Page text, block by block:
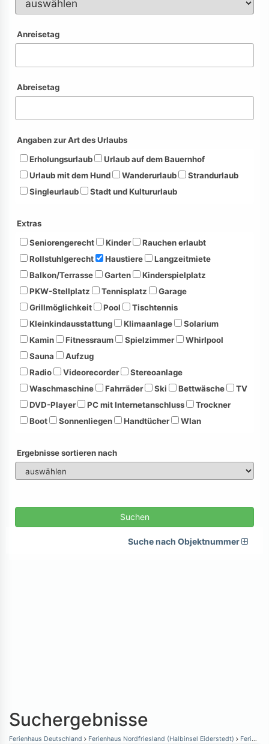
Anreisetag
Abreisetag
Angaben zur Art des Urlaubs
Erholungsurlaub
Urlaub auf dem Bauernhof
Urlaub mit dem Hund
Wanderurlaub
Strandurlaub
Singleurlaub
Stadt und Kultururlaub
Extras
Seniorengerecht
Kinder
Rauchen erlaubt
Rollstuhlgerecht
Haustiere
Langzeitmiete
Balkon/Terrasse
Garten
Kinderspielplatz
PKW-Stellplatz
Tennisplatz
Garage
Grillmöglichkeit
Pool
Tischtennis
Kleinkindausstattung
Klimaanlage
Solarium
Kamin
Fitnessraum Spielzimmer
Whirlpool
Sauna
Aufzug
Radio
Videorecorder
Stereoanlage
Waschmaschine
Fahrräder Ski Bettwäsche
TV
DVD-Player
PC mit Internetanschluss
Trockner
Boot
Sonnenliegen Handtücher Wlan
Ergebnisse sortieren nach
Suchen
Suche nach Objektnummer
Suchergebnisse
Ferienhaus Deutschland Ferienhaus Nordfriesland (Halbinsel Eiderstedt) Ferienhaus St. Peter-Ording